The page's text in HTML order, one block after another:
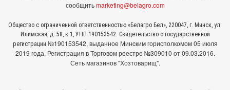
сообщитьmarketing@belagro.com
Общество с ограниченной ответственностью «Белагро Бел», 220047, г. Минск, ул.
Илимская, д. 58, к.1, УНП 190153542. Свидетельство о государственной
регистрации №190153542, выданное Минcким горисполкомом 05 июля
2019 года. Регистрация в Торговом реестре №309010 от 09.03.2016.
Сеть магазинов "Хозтоварищ".